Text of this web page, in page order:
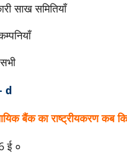
साख समितियाँ
d
बैंक का राष्ट्रीयकरण कब
ई ०